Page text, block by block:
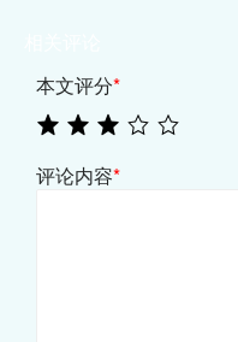
本文评分*
评论内容*